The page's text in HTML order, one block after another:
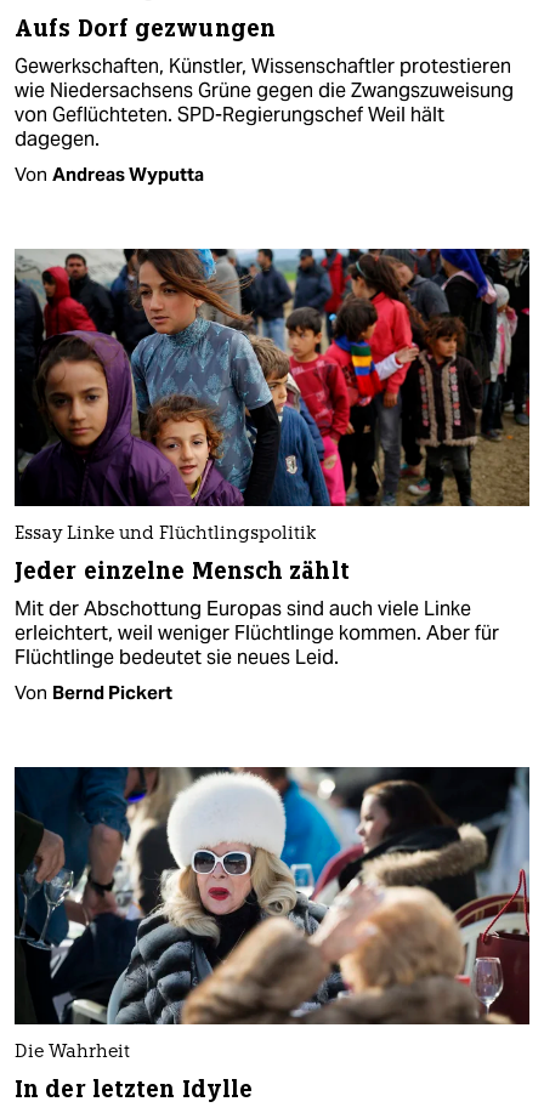
Aufs Dorf gezwungen
Gewerkschaften, Künstler, Wissenschaftler protestieren
wie Niedersachsens Grüne gegen die Zwangszuweisung
von Geflüchteten. SPD-Regierungschef Weil hält
dagegen.
Von Andreas Wyputta
Essay Linke und Flüchtlingspolitik
Jeder einzelne Mensch zählt
Mit der Abschottung Europas sind auch viele Linke
erleichtert, weil weniger Flüchtlinge kommen. Aber für
Flüchtlinge bedeutet sie neues Leid.
Von Bernd Pickert
Die Wahrheit
In der letzten Idylle